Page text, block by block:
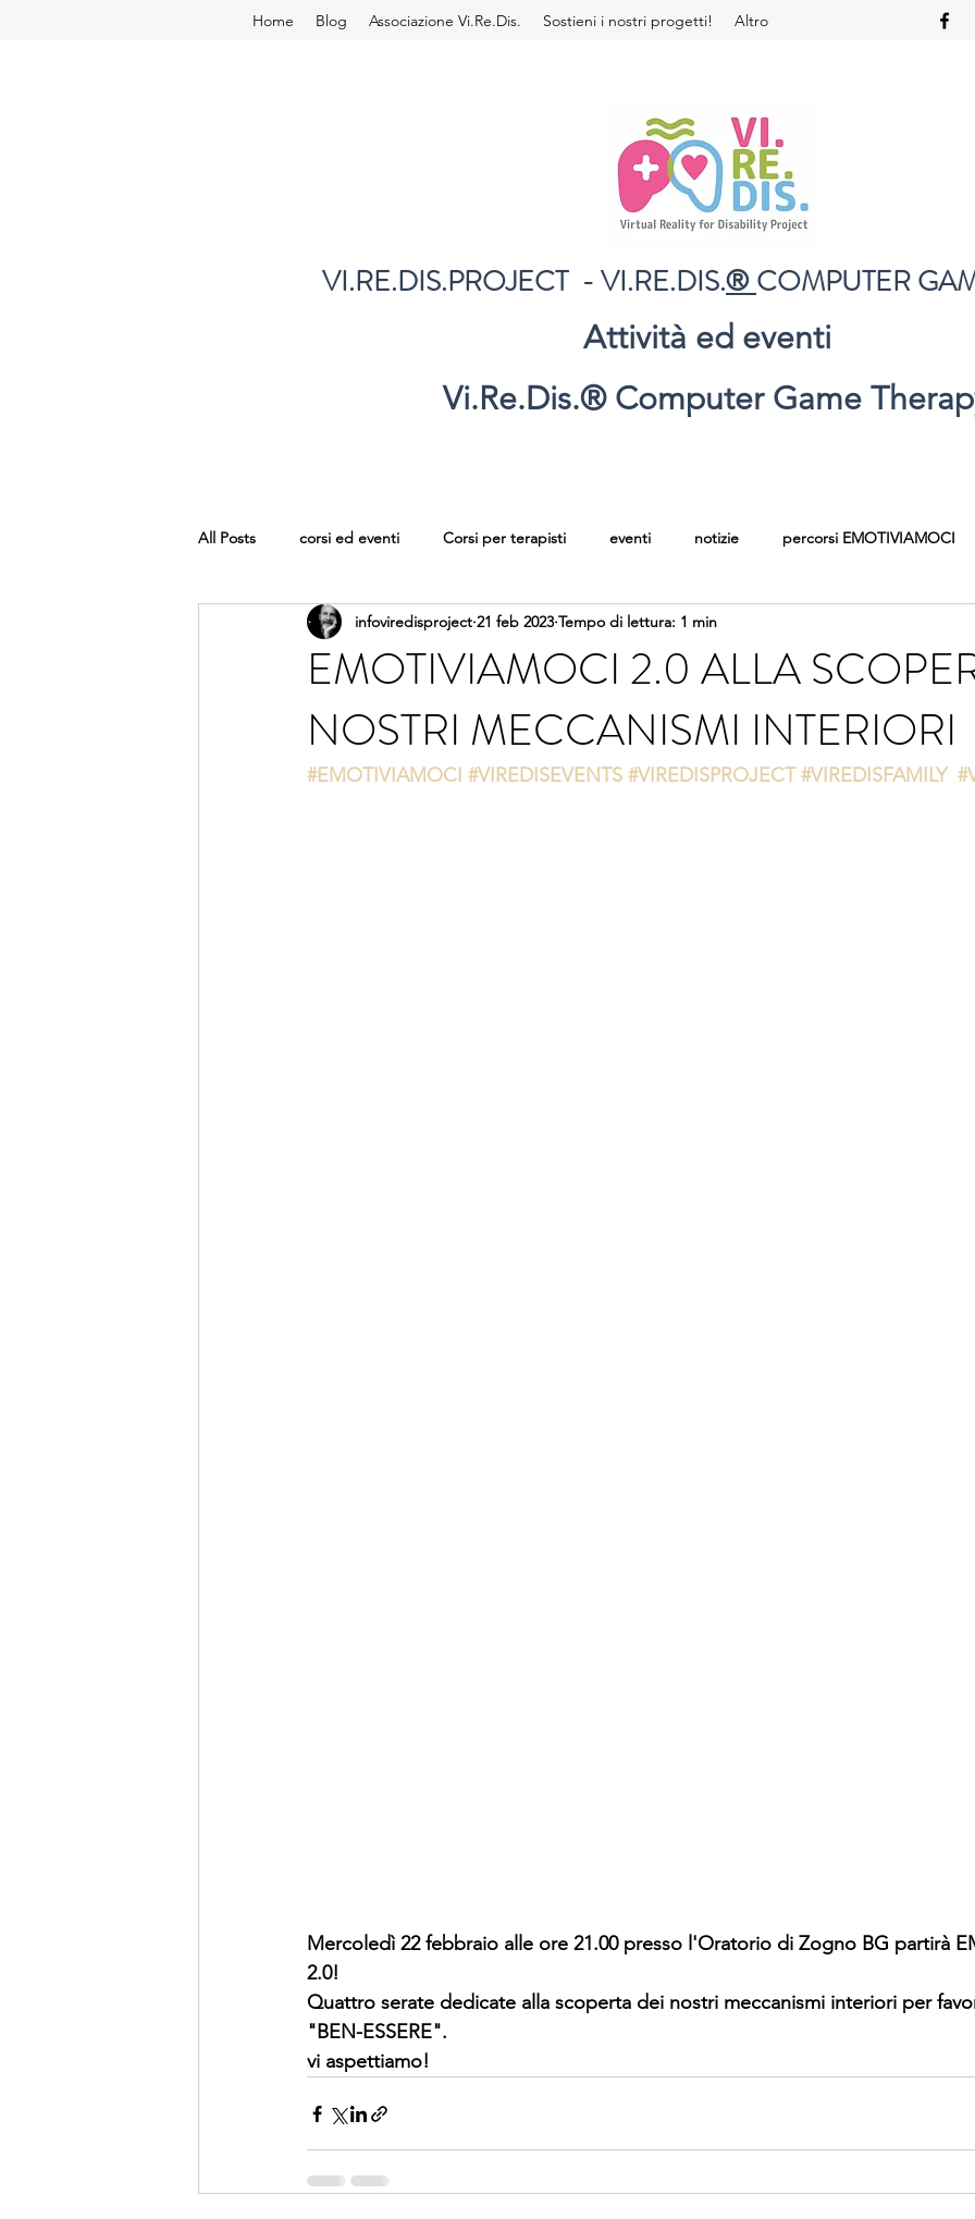
Home Blog Associazione Vi.Re.Dis. Sostieni i nostri progetti! Altro
VI.RE.DIS.PROJECT - VI.RE.DIS.® COMPUTER
Attività ed eventi
Vi.Re.Dis.® Computer Game
All Posts corsi ed eventi Corsi per terapisti eventi notizie percorsi EMOTIVIAMOCI
EMOTIVIAMOCI 2.0 ALLA
NOSTRI MECCANISMI INTERIORI
infoviredisproject 21 feb 2023 Tempo di lettura: 1 min
#EMOTIVIAMOCI #VIREDISEVENTS #VIREDISPROJECT #VIREDISFAMILY
Mercoledì 22 febbraio alle ore 21.00 presso l'Oratorio di Zogno BG partirà
2.0!
Quattro serate dedicate alla scoperta dei nostri meccanismi interiori per
"BEN-ESSERE".
vi aspettiamo!